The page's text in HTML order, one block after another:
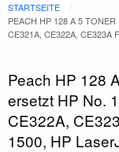
STARTSEITE
PEACH HP 128 A 5
CE321A, CE322A, CE323A
Peach HP 128
ersetzt HP No.
CE322A,
1500, HP